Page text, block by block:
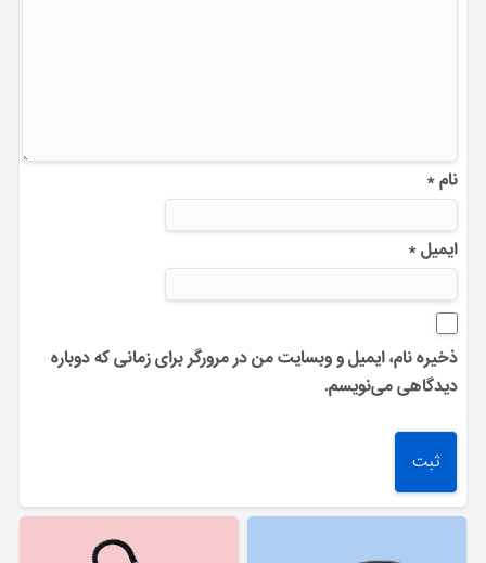
نام*
ایمیل*
ذخیره نام، ایمیل و وبسایت من در مرورگر برای زمانی که دوباره
دیدگاهی می‌نویسم.